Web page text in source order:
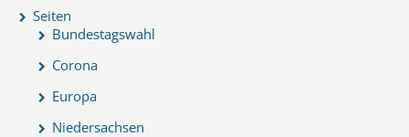
Seiten
Bundestagswahl
Corona
Europa
Niedersachsen